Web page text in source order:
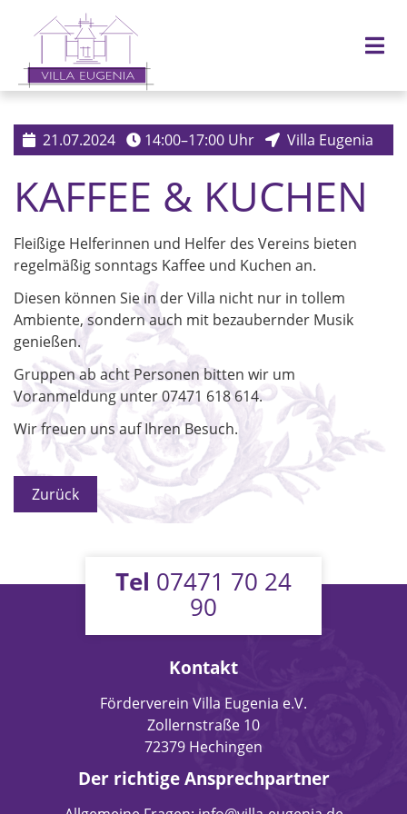
21.07.2024 14:00–17:00 Uhr Villa Eugenia
KAFFEE & KUCHEN
Fleißige Helferinnen und Helfer des Vereins bieten
regelmäßig sonntags Kaffee und Kuchen an.
Diesen können Sie in der Villa nicht nur in tollem
Ambiente, sondern auch mit bezaubernder Musik
genießen.
Gruppen ab acht Personen bitten wir um
Voranmeldung unter 07471 618 614.
Wir freuen uns auf Ihren Besuch.
Zurück
Tel 07471 70 24
90
Kontakt
Förderverein Villa Eugenia e.V.
Zollernstraße 10
72379 Hechingen
Der richtige Ansprechpartner